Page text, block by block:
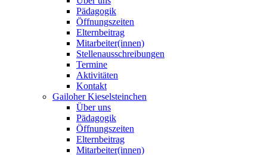
Pädagogik
Öffnungszeiten
Elternbeitrag
Mitarbeiter(innen)
Stellenausschreibungen
Termine
Aktivitäten
Kontakt
Gailoher Kieselsteinchen
Über uns
Pädagogik
Öffnungszeiten
Elternbeitrag
Mitarbeiter(innen)